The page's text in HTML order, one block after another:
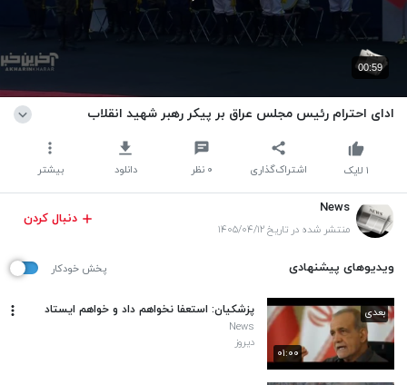
00:59
ادای احترام رئیس مجلس عراق بر پیکر رهبر شهید انقلاب
اشتراک‌گذاری ۰ نظر دانلود بیشتر ۱ لایک
News
منتشر شده در تاریخ ۱۴۰۵/۰۴/۱۲
دنبال کردن
ویدیوهای پیشنهادی پخش خودکار
۰۱:۰۰
بعدی پزشکیان: استعفا نخواهم داد و خواهم ایستاد
News
دیروز